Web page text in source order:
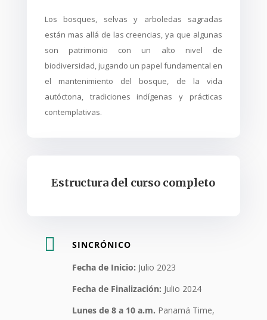
Los bosques, selvas y arboledas sagradas
están mas allá de las creencias, ya que algunas
son patrimonio con un alto nivel de
biodiversidad, jugando un papel fundamental en
el mantenimiento del bosque, de la vida
autóctona, tradiciones indígenas y prácticas
contemplativas.
Estructura del curso completo

SINCRÓNICO
Fecha de Inicio: Julio 2023
Fecha de Finalización: Julio 2024
Lunes de 8 a 10 a.m. Panamá Time,